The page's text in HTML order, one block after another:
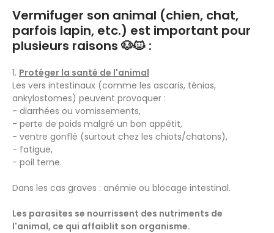
Vermifuger son animal (chien, chat,
parfois lapin, etc.) est important pour
plusieurs raisons 🐶🐱 :
1. Protéger la santé de l'animal
Les vers intestinaux (comme les ascaris, ténias,
ankylostomes) peuvent provoquer :
- diarrhées ou vomissements,
- perte de poids malgré un bon appétit,
- ventre gonflé (surtout chez les chiots/chatons),
- fatigue,
- poil terne.
Dans les cas graves : anémie ou blocage intestinal.
Les parasites se nourrissent des nutriments de
l'animal, ce qui affaiblit son organisme.